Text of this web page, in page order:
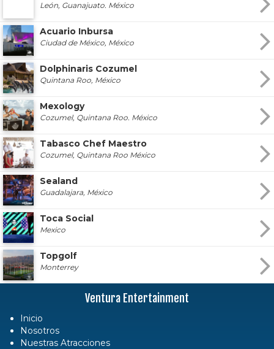
León, Guanajuato. México
Acuario Inbursa
Ciudad de México, México
Dolphinaris Cozumel
Quintana Roo, México
Mexology
Cozumel, Quintana Roo. México
Tabasco Chef Maestro
Cozumel, Quintana Roo México
Sealand
Guadalajara, México
Toca Social
Mexico
Topgolf
Monterrey
Ventura Entertainment
Inicio
Nosotros
Nuestras Atracciones